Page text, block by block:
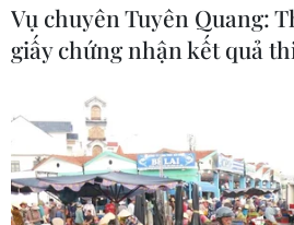
Vụ chuyên Tuyên Quang:
giấy chứng nhận kết quả